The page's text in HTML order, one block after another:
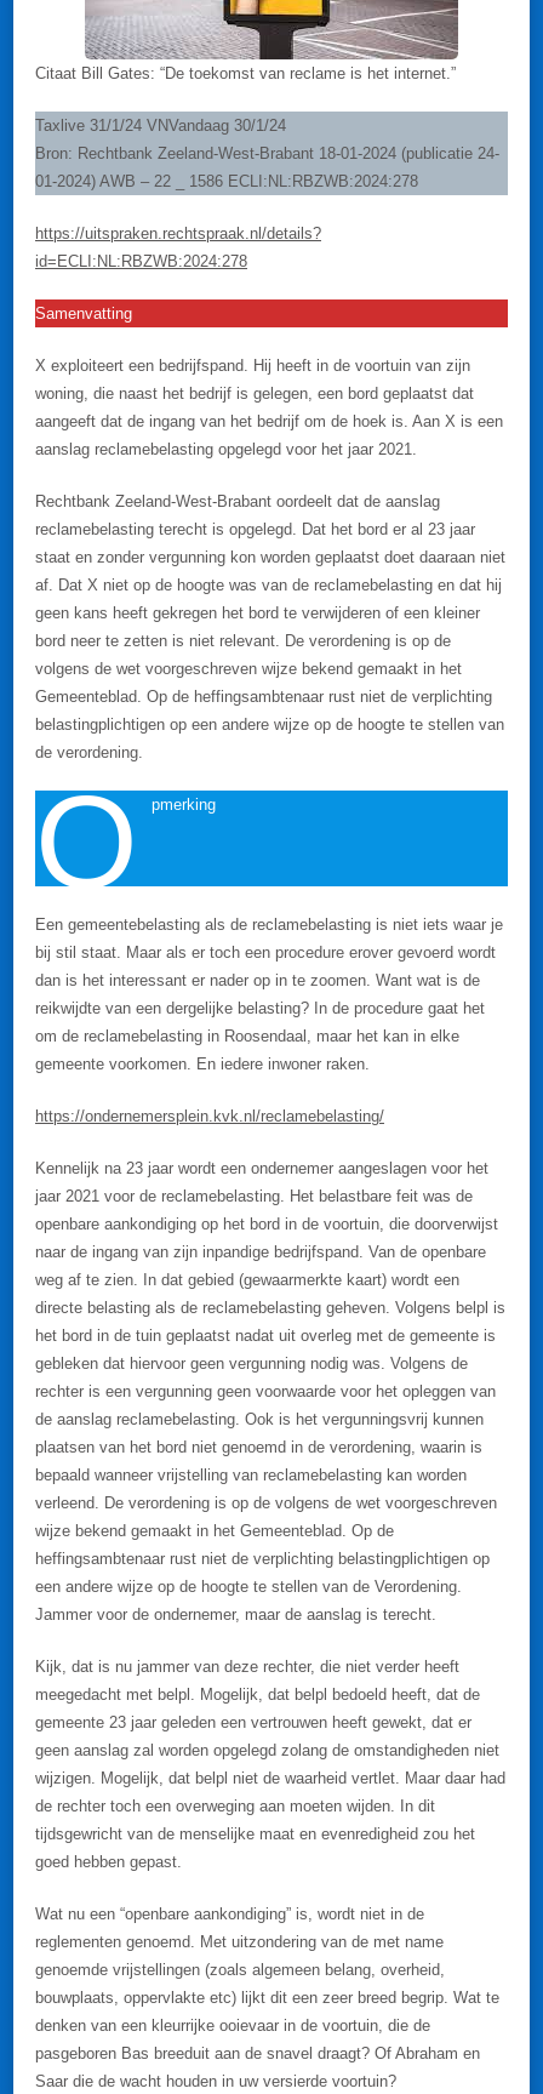
Citaat Bill Gates: “De toekomst van reclame is het internet.”
Taxlive 31/1/24 VNVandaag 30/1/24
Bron: Rechtbank Zeeland-West-Brabant 18-01-2024 (publicatie 24-
01-2024) AWB – 22 _ 1586 ECLI:NL:RBZWB:2024:278
https://uitspraken.rechtspraak.nl/details?
id=ECLI:NL:RBZWB:2024:278
Samenvatting
X exploiteert een bedrijfspand. Hij heeft in de voortuin van zijn
woning, die naast het bedrijf is gelegen, een bord geplaatst dat
aangeeft dat de ingang van het bedrijf om de hoek is. Aan X is een
aanslag reclamebelasting opgelegd voor het jaar 2021.
Rechtbank Zeeland-West-Brabant oordeelt dat de aanslag
reclamebelasting terecht is opgelegd. Dat het bord er al 23 jaar
staat en zonder vergunning kon worden geplaatst doet daaraan niet
af. Dat X niet op de hoogte was van de reclamebelasting en dat hij
geen kans heeft gekregen het bord te verwijderen of een kleiner
bord neer te zetten is niet relevant. De verordening is op de
volgens de wet voorgeschreven wijze bekend gemaakt in het
Gemeenteblad. Op de heffingsambtenaar rust niet de verplichting
belastingplichtigen op een andere wijze op de hoogte te stellen van
de verordening.
O pmerking
Een gemeentebelasting als de reclamebelasting is niet iets waar je
bij stil staat. Maar als er toch een procedure erover gevoerd wordt
dan is het interessant er nader op in te zoomen. Want wat is de
reikwijdte van een dergelijke belasting? In de procedure gaat het
om de reclamebelasting in Roosendaal, maar het kan in elke
gemeente voorkomen. En iedere inwoner raken.
https://ondernemersplein.kvk.nl/reclamebelasting/
Kennelijk na 23 jaar wordt een ondernemer aangeslagen voor het
jaar 2021 voor de reclamebelasting. Het belastbare feit was de
openbare aankondiging op het bord in de voortuin, die doorverwijst
naar de ingang van zijn inpandige bedrijfspand. Van de openbare
weg af te zien. In dat gebied (gewaarmerkte kaart) wordt een
directe belasting als de reclamebelasting geheven. Volgens belpl is
het bord in de tuin geplaatst nadat uit overleg met de gemeente is
gebleken dat hiervoor geen vergunning nodig was. Volgens de
rechter is een vergunning geen voorwaarde voor het opleggen van
de aanslag reclamebelasting. Ook is het vergunningsvrij kunnen
plaatsen van het bord niet genoemd in de verordening, waarin is
bepaald wanneer vrijstelling van reclamebelasting kan worden
verleend. De verordening is op de volgens de wet voorgeschreven
wijze bekend gemaakt in het Gemeenteblad. Op de
heffingsambtenaar rust niet de verplichting belastingplichtigen op
een andere wijze op de hoogte te stellen van de Verordening.
Jammer voor de ondernemer, maar de aanslag is terecht.
Kijk, dat is nu jammer van deze rechter, die niet verder heeft
meegedacht met belpl. Mogelijk, dat belpl bedoeld heeft, dat de
gemeente 23 jaar geleden een vertrouwen heeft gewekt, dat er
geen aanslag zal worden opgelegd zolang de omstandigheden niet
wijzigen. Mogelijk, dat belpl niet de waarheid vertlet. Maar daar had
de rechter toch een overweging aan moeten wijden. In dit
tijdsgewricht van de menselijke maat en evenredigheid zou het
goed hebben gepast.
Wat nu een “openbare aankondiging” is, wordt niet in de
reglementen genoemd. Met uitzondering van de met name
genoemde vrijstellingen (zoals algemeen belang, overheid,
bouwplaats, oppervlakte etc) lijkt dit een zeer breed begrip. Wat te
denken van een kleurrijke ooievaar in de voortuin, die de
pasgeboren Bas breeduit aan de snavel draagt? Of Abraham en
Saar die de wacht houden in uw versierde voortuin?